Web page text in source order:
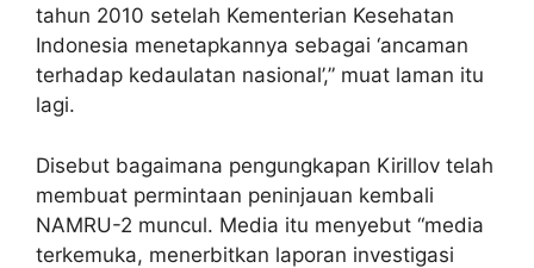
tahun 2010 setelah Kementerian Kesehatan
Indonesia menetapkannya sebagai ‘ancaman
terhadap kedaulatan nasional’,” muat laman itu
lagi.
Disebut bagaimana pengungkapan Kirillov telah
membuat permintaan peninjauan kembali
NAMRU-2 muncul. Media itu menyebut “media
terkemuka, menerbitkan laporan investigasi